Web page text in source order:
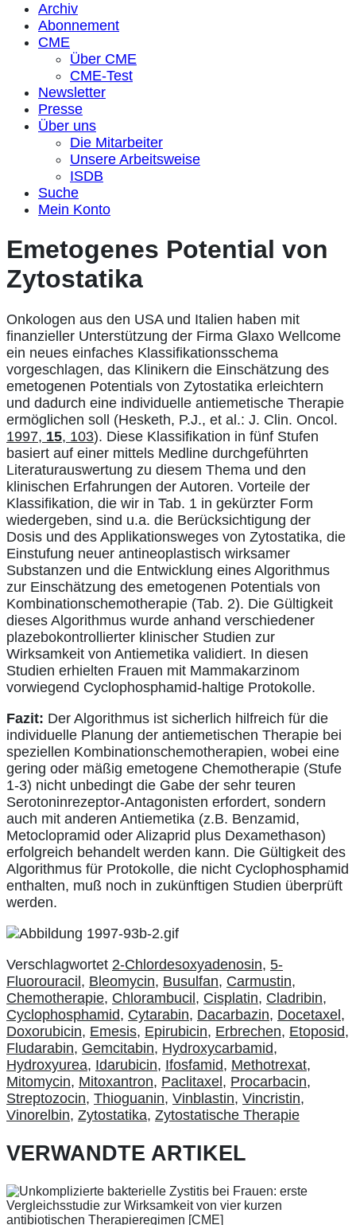
Archiv
Abonnement
CME
Über CME
CME-Test
Newsletter
Presse
Über uns
Die Mitarbeiter
Unsere Arbeitsweise
ISDB
Suche
Mein Konto
Emetogenes Potential von
Zytostatika
Onkologen aus den USA und Italien haben mit
finanzieller Unterstützung der Firma Glaxo Wellcome
ein neues einfaches Klassifikationsschema
vorgeschlagen, das Klinikern die Einschätzung des
emetogenen Potentials von Zytostatika erleichtern
und dadurch eine individuelle antiemetische Therapie
ermöglichen soll (Hesketh, P.J., et al.: J. Clin. Oncol.
1997, 15, 103). Diese Klassifikation in fünf Stufen
basiert auf einer mittels Medline durchgeführten
Literaturauswertung zu diesem Thema und den
klinischen Erfahrungen der Autoren. Vorteile der
Klassifikation, die wir in Tab. 1 in gekürzter Form
wiedergeben, sind u.a. die Berücksichtigung der
Dosis und des Applikationsweges von Zytostatika, die
Einstufung neuer antineoplastisch wirksamer
Substanzen und die Entwicklung eines Algorithmus
zur Einschätzung des emetogenen Potentials von
Kombinationschemotherapie (Tab. 2). Die Gültigkeit
dieses Algorithmus wurde anhand verschiedener
plazebokontrollierter klinischer Studien zur
Wirksamkeit von Antiemetika validiert. In diesen
Studien erhielten Frauen mit Mammakarzinom
vorwiegend Cyclophosphamid-haltige Protokolle.
Fazit: Der Algorithmus ist sicherlich hilfreich für die
individuelle Planung der antiemetischen Therapie bei
speziellen Kombinationschemotherapien, wobei eine
gering oder mäßig emetogene Chemotherapie (Stufe
1-3) nicht unbedingt die Gabe der sehr teuren
Serotoninrezeptor-Antagonisten erfordert, sondern
auch mit anderen Antiemetika (z.B. Benzamid,
Metoclopramid oder Alizaprid plus Dexamethason)
erfolgreich behandelt werden kann. Die Gültigkeit des
Algorithmus für Protokolle, die nicht Cyclophosphamid
enthalten, muß noch in zukünftigen Studien überprüft
werden.
Verschlagwortet 2-Chlordesoxyadenosin, 5-
Fluorouracil, Bleomycin, Busulfan, Carmustin,
Chemotherapie, Chlorambucil, Cisplatin, Cladribin,
Cyclophosphamid, Cytarabin, Dacarbazin, Docetaxel,
Doxorubicin, Emesis, Epirubicin, Erbrechen, Etoposid,
Fludarabin, Gemcitabin, Hydroxycarbamid,
Hydroxyurea, Idarubicin, Ifosfamid, Methotrexat,
Mitomycin, Mitoxantron, Paclitaxel, Procarbacin,
Streptozocin, Thioguanin, Vinblastin, Vincristin,
Vinorelbin, Zytostatika, Zytostatische Therapie
VERWANDTE ARTIKEL